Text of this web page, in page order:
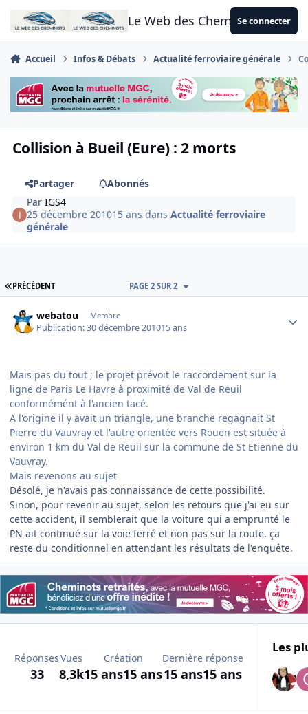
Aller au contenu
Le Web des CheminotsSe connecter
Accueil Infos & Débats Actualité ferroviaire générale
Collision à Bueil (Eure) : 2 morts
Partager
Abonnés
ParIGS4
25 décembre 201015 ans dansActualité ferroviaire
générale
PREMIÈRE PAGE
PRÉCÉDENT PAGE 2 SUR 2
webatou Membre
Publication:30 décembre 201015 ans
Mais pas du tout ; le projet prévoit le raccordement sur la
ligne de Paris Le Havre à proximité de Val de Reuil
conformémént à l'ancien tacé.
A l'origine il y avait un triangle, une branche regagnait St
Pierre du Vauvray et l'autre orientée vers Rouen est située à
environ 1 km du Val de Reuil sur la commune de St Etienne du
Vauvray.
Mais revenons au sujet
Désolé, je n'avais pas connaissance de cette possibilité.
Sinon, pour revenir au sujet, selon les retours que j'ai eu sur
cette accident, il semblerait que la voiture qui a emprunté le
PN ait continué sur la voie ferré et non pas sur la route. ça
reste du conditionnel en attendant les résultats de l'enquête.
Réponses
33
Vues
8,3k
Création
15 ans15 ans
Dernière réponse
15 ans15 ans
Les